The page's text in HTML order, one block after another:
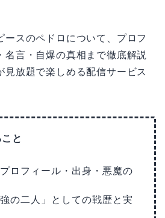
ースのペドロについて、プロフ
名言・自爆の真相まで徹底解説
見放題で楽しめる配信サービス
と
ロフィール・出身・悪魔の
の二人」としての戦歴と実